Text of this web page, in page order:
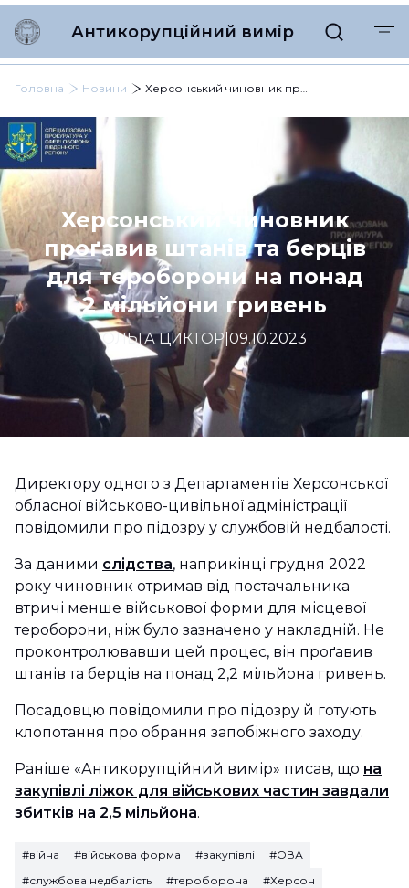
Антикорупційний вимір
Головна Новини Херсонський чиновник проґавив штанів та берців для тероборони на понад 2 мільйони гривень
Херсонський чиновник
проґавив штанів та берців
для тероборони на понад
2 мільйони гривень
ОЛЬГА ЦИКТОР|09.10.2023
Директору одного з Департаментів Херсонської
обласної військово-цивільної адміністрації
повідомили про підозру у службовій недбалості.
За даними слідства, наприкінці грудня 2022
року чиновник отримав від постачальника
втричі менше військової форми для місцевої
тероборони, ніж було зазначено у накладній. Не
проконтролювавши цей процес, він проґавив
штанів та берців на понад 2,2 мільйона гривень.
Посадовцю повідомили про підозру й готують
клопотання про обрання запобіжного заходу.
Раніше «Антикорупційний вимір» писав, що на
закупівлі ліжок для військових частин завдали
збитків на 2,5 мільйона.
#війна #військова форма #закупівлі
#ОВА
#службова недбалість
#тероборона #Херсон